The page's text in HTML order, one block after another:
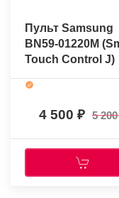
Пульт Samsung
BN59-01220M
Touch Control J)
4 500 5